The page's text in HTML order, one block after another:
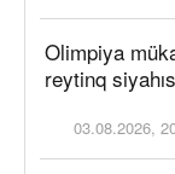
Olimpiya
reytinq
03.08.2026,